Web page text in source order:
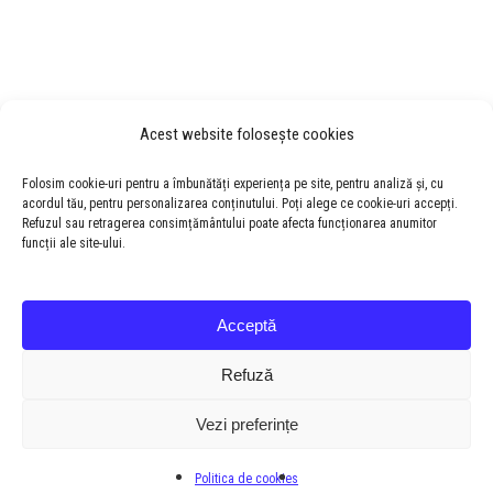
Acest website folosește cookies
Folosim cookie-uri pentru a îmbunătăți experiența pe site, pentru analiză și, cu
acordul tău, pentru personalizarea conținutului. Poți alege ce cookie-uri accepți.
Refuzul sau retragerea consimțământului poate afecta funcționarea anumitor
funcții ale site-ului.
Acceptă
Refuză
Vezi preferințe
Politica de cookies